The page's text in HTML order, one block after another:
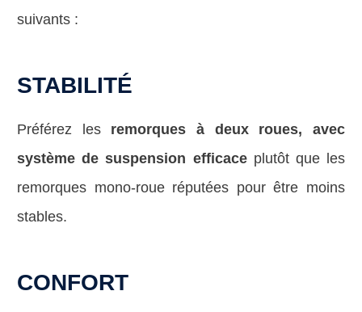
suivants :
STABILITÉ
Préférez les remorques à deux roues, avec
système de suspension efficace plutôt que les
remorques mono-roue réputées pour être moins
stables.
CONFORT